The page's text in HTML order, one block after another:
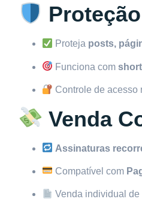
Proteja posts,
Funciona com
Controle de acesso
Venda
Assinaturas
Compatível com
Venda individual de